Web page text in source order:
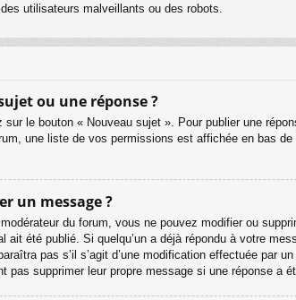
utilisateurs malveillants ou des robots.
ou une réponse ?
le bouton « Nouveau sujet ». Pour publier une
une liste de vos permissions est affichée en bas
un message ?
du forum, vous ne pouvez modifier ou
été publié. Si quelqu’un a déjà répondu à votre
pas s’il s’agit d’une modification effectuée
pas supprimer leur propre message si une réponse a